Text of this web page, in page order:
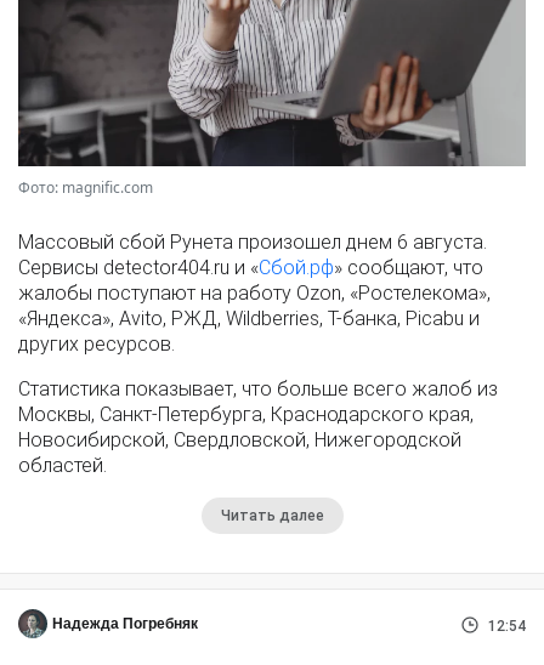
Фото: magnific.com
Массовый сбой Рунета произошел днем 6 августа.
Сервисы detector404.ru и «Сбой.рф» сообщают, что
жалобы поступают на работу Ozon, «Ростелекома»,
«Яндекса», Avito, РЖД, Wildberries, Т-банка, Picabu и
других ресурсов.
Статистика показывает, что больше всего жалоб из
Москвы, Санкт-Петербурга, Краснодарского края,
Новосибирской, Свердловской, Нижегородской
областей.
Читать далее
Надежда Погребняк 12:54